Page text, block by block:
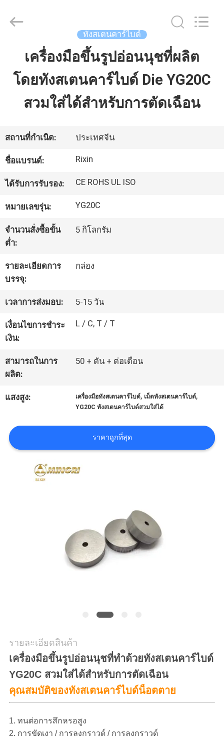
บ้าน
ผลิตภัณฑ์
เกี่ยว
กับ
เรา
โรงงาน
ควบคุม
คุณภาพ
ติดต่อ
เรา
ข่าว
ขอ
Carbide
ทังสเตนคาร์ไบด์
เครื่องมือขึ้นรูปอ่อนนุชที่ผลิต
โดยทังสเตนคาร์ไบด์ Die YG20C
สวมใส่ได้สำหรับการตัดเฉือน
สถานที่กำเนิด: ประเทศจีน
ชื่อแบรนด์: Rixin
ได้รับการรับรอง: CE ROHS UL ISO
หมายเลขรุ่น: YG20C
จำนวนสั่งซื้อขั้น
ต่ำ:
5 กิโลกรัม
รายละเอียดการ
บรรจุ:
กล่อง
เวลาการส่งมอบ: 5-15 วัน
เงื่อนไขการชำระ
เงิน:
L / C, T / T
สามารถในการ
ผลิต:
50 + ตัน + ต่อเดือน
แสงสูง: เครื่องมือทังสเตนคาร์ไบด์, เม็ดทังสเตนคาร์ไบด์,
YG20C ทังสเตนคาร์ไบด์สวมใส่ได้
ราคาถูกที่สุด
รายละเอียดสินค้า
เครื่องมือขึ้นรูปอ่อนนุชที่ทำด้วยทังสเตนคาร์ไบด์
YG20C สวมใส่ได้สำหรับการตัดเฉือน
คุณสมบัติของทังสเตนคาร์ไบด์น็อตตาย
1. ทนต่อการสึกหรอสูง
2. การขัดเงา / การลงกราวด์ / การลงกราวด์